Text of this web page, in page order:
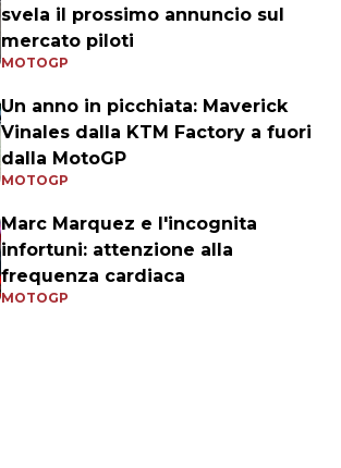
svela il prossimo annuncio sul
mercato piloti
MOTOGP
Un anno in picchiata: Maverick
Vinales dalla KTM Factory a fuori
dalla MotoGP
MOTOGP
Marc Marquez e l'incognita
infortuni: attenzione alla
frequenza cardiaca
MOTOGP